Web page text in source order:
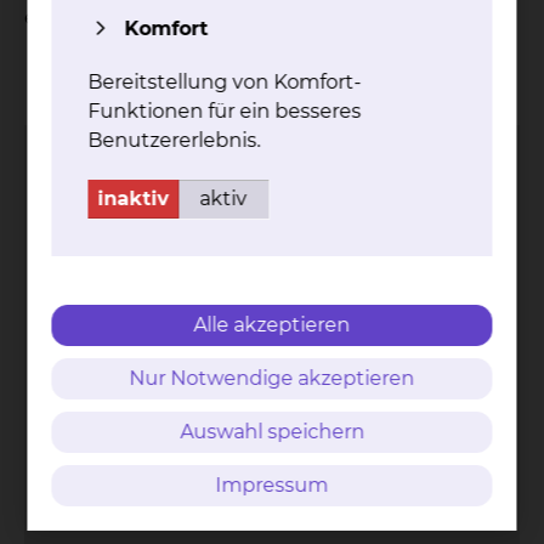
einem Besuch zugestimmt haben.
Bildnachweise
Entgelttransparenz
Cookie Einstellungen
Freisestr. 9/10
Fax: 0531/595-1322
info@klinikum-braunschweig.de
Komfort
Bereitstellung von Komfort-
Funktionen für ein besseres
Benutzererlebnis.
inaktiv aktiv
Alle akzeptieren
Nur Notwendige akzeptieren
Auswahl speichern
Impressum